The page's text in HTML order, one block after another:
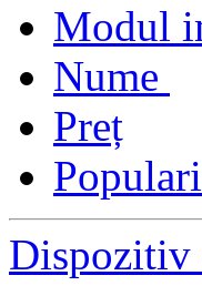
Modul
Nume
Preț
Dispozitiv